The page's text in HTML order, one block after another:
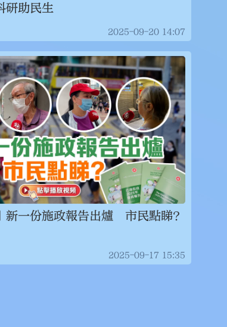
助民生
2025-09-20 14:07
新一份施政報告出爐 市民點睇？
2025-09-17 15:35